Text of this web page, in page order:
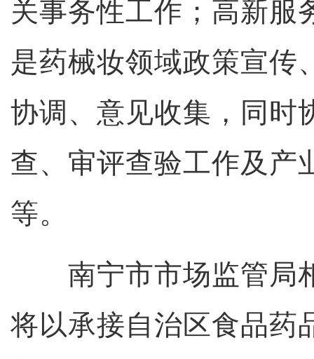
关事务性工作；高新服
是药械妆领域政策宣传
协调、意见收集，同时
查、审评查验工作及产
等。
南宁市市场监管局
将以承接自治区食品药